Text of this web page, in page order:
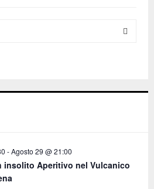
-Agosto 29 @ 21:00
insolito Aperitivo nel Vulcanico